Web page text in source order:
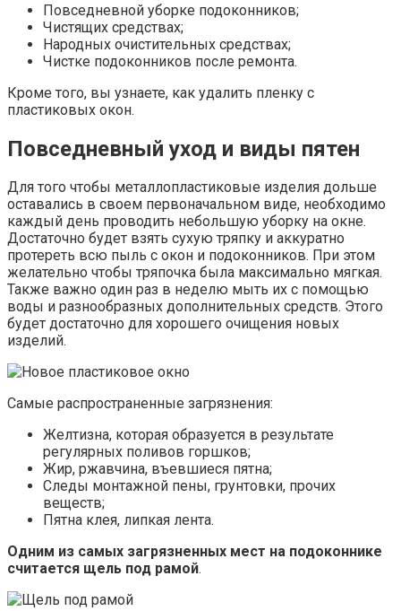
Повседневной уборке подоконников;
Чистящих средствах;
Народных очистительных средствах;
Чистке подоконников после ремонта.
Кроме того, вы узнаете, как удалить пленку с
пластиковых окон.
Повседневный уход и виды пятен
Для того чтобы металлопластиковые изделия дольше
оставались в своем первоначальном виде, необходимо
каждый день проводить небольшую уборку на окне.
Достаточно будет взять сухую тряпку и аккуратно
протереть всю пыль с окон и подоконников. При этом
желательно чтобы тряпочка была максимально мягкая.
Также важно один раз в неделю мыть их с помощью
воды и разнообразных дополнительных средств. Этого
будет достаточно для хорошего очищения новых
изделий.
Самые распространенные загрязнения:
Желтизна, которая образуется в результате
регулярных поливов горшков;
Жир, ржавчина, въевшиеся пятна;
Следы монтажной пены, грунтовки, прочих
веществ;
Пятна клея, липкая лента.
Одним из самых загрязненных мест на подоконнике
считается щель под рамой.